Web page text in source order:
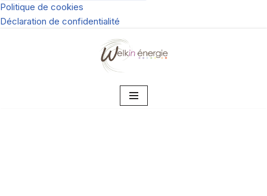
Politique de cookies
Déclaration de confidentialité